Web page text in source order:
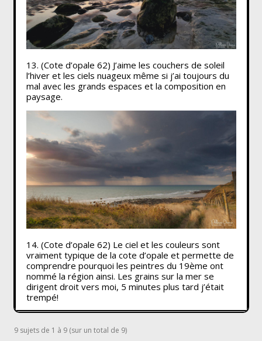
13. (Cote d’opale 62) J’aime les couchers de soleil
l’hiver et les ciels nuageux même si j’ai toujours du
mal avec les grands espaces et la composition en
paysage.
14. (Cote d’opale 62) Le ciel et les couleurs sont
vraiment typique de la cote d’opale et permette de
comprendre pourquoi les peintres du 19ème ont
nommé la région ainsi. Les grains sur la mer se
dirigent droit vers moi, 5 minutes plus tard j’était
trempé!
9 sujets de 1 à 9 (sur un total de 9)